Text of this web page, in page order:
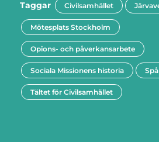
Taggar Civilsamhället
Mötesplats Stockholm
Opions- och påverkansarbete
Sociala Missionens historia
Tältet för Civilsamhället